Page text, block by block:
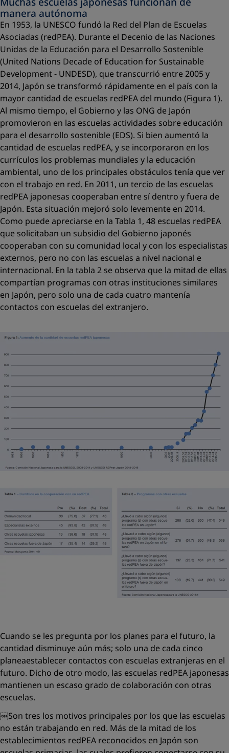
manera autónoma
En 1953, la UNESCO fundó la Red del Plan de Escuelas
Asociadas (redPEA). Durante el Decenio de las Naciones
Unidas de la Educación para el Desarrollo Sostenible
(United Nations Decade of Education for Sustainable
Development - UNDESD), que transcurrió entre 2005 y
2014, Japón se transformó rápidamente en el país con la
mayor cantidad de escuelas redPEA del mundo (Figura 1).
Al mismo tiempo, el Gobierno y las ONG de Japón
promovieron en las escuelas actividades sobre educación
para el desarrollo sostenible (EDS). Si bien aumentó la
cantidad de escuelas redPEA, y se incorporaron en los
currículos los problemas mundiales y la educación
ambiental, uno de los principales obstáculos tenía que ver
con el trabajo en red. En 2011, un tercio de las escuelas
redPEA japonesas cooperaban entre sí dentro y fuera de
Japón. Esta situación mejoró solo levemente en 2014.
Como puede apreciarse en la Tabla 1, 48 escuelas redPEA
que solicitaban un subsidio del Gobierno japonés
cooperaban con su comunidad local y con los especialistas
externos, pero no con las escuelas a nivel nacional e
internacional. En la tabla 2 se observa que la mitad de ellas
compartían programas con otras instituciones similares
en Japón, pero solo una de cada cuatro mantenía
contactos con escuelas del extranjero.
Cuando se les pregunta por los planes para el futuro, la
cantidad disminuye aún más; solo una de cada cinco
planeaestablecer contactos con escuelas extranjeras en el
futuro. Dicho de otro modo, las escuelas redPEA japonesas
mantienen un escaso grado de colaboración con otras
escuelas.
￼Son tres los motivos principales por los que las escuelas
no están trabajando en red. Más de la mitad de los
establecimientos redPEA reconocidos en Japón son